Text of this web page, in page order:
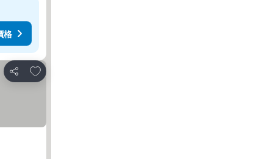
格
分享
加入我的最愛